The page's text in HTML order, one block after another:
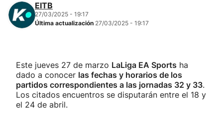
EITB
27/03/2025 - 19:17
Última actualización 27/03/2025 - 19:17
Este jueves 27 de marzo LaLiga EA Sports ha
dado a conocer las fechas y horarios de los
partidos correspondientes a las jornadas 32 y 33.
Los citados encuentros se disputarán entre el 18 y
el 24 de abril.